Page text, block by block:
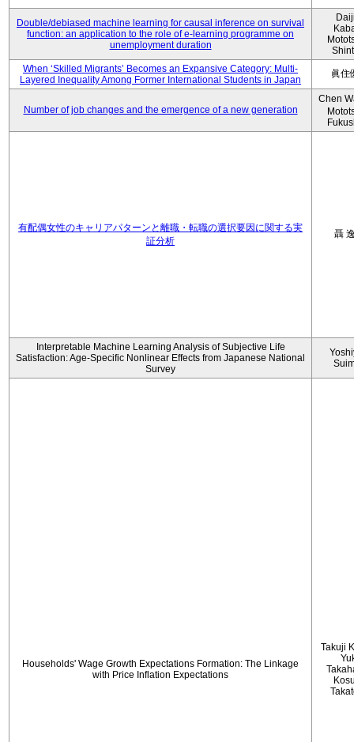
Double/debiased machine learning for causal inference on survival
function: an application to the role of e-learning programme on
unemployment duration
When ‘Skilled Migrants’ Becomes an Expansive Category: Multi-
Layered Inequality Among Former International Students in Japan
眞住
Number of job changes and the emergence of a new generation
Chen
有配偶女性のキャリアパターンと離職・転職の選択要因に関する実
証分析
聶
Interpretable Machine Learning Analysis of Subjective Life
Satisfaction: Age-Specific Nonlinear Effects from Japanese National
Survey
Households' Wage Growth Expectations Formation: The Linkage
with Price Inflation Expectations
Takuji